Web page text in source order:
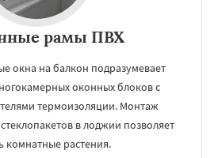
рамы ПВХ
окна на балкон подразумевает
оконных блоков с
термоизоляции. Монтаж
в лоджии позволяет
комнатные растения.